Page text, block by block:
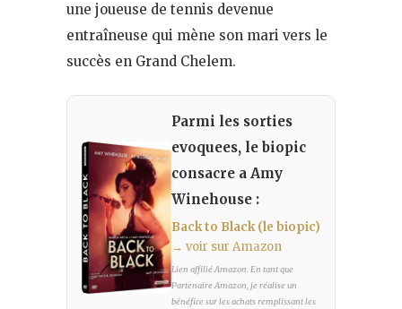
une joueuse de tennis devenue
entraîneuse qui mène son mari vers le
succès en Grand Chelem​.
Parmi les sorties
evoquees, le biopic
consacre a Amy
Winehouse :
Back to Black (le biopic)
→ voir sur Amazon
Lien affilié Amazon. En tant que
Partenaire Amazon, je réalise un
bénéfice sur les achats remplissant les